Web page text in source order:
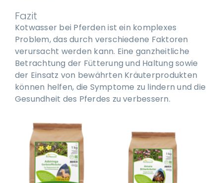
Fazit
Kotwasser bei Pferden ist ein komplexes
Problem, das durch verschiedene Faktoren
verursacht werden kann. Eine ganzheitliche
Betrachtung der Fütterung und Haltung sowie
der Einsatz von bewährten Kräuterprodukten
können helfen, die Symptome zu lindern und die
Gesundheit des Pferdes zu verbessern.